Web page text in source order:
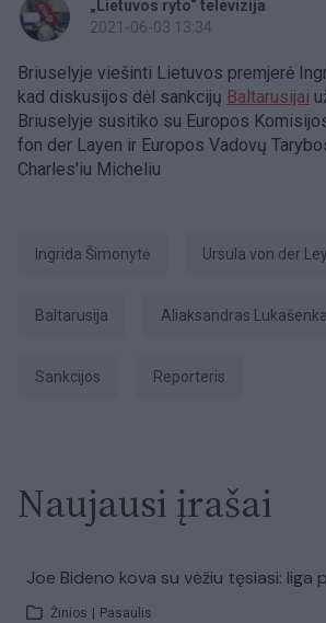
„Lietuvos ryto“ televizija
2021-06-03 13:34
Briuselyje viešinti Lietuvos premjerė
kad diskusijos dėl sankcijų Baltarusijai
Briuselyje susitiko su Europos
fon der Layen ir Europos Vadovų
Charles'iu Micheliu
Ingrida Šimonytė Ursula von der
Baltarusija Aliaksandras Lukašenka
sankcijos Reporteris
Naujausi įrašai
Joe Bideno kova su vėžiu tęsiasi: liga
Žinios Pasaulis